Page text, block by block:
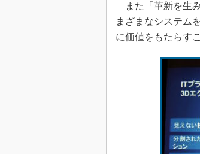
また「革新を生
まざまなシステム
に価値をもたらす